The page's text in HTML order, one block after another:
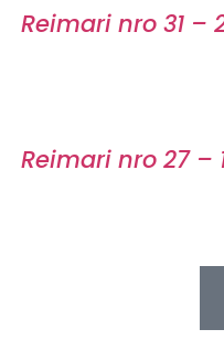
Reimari nro 31 –
Reimari nro 27 –